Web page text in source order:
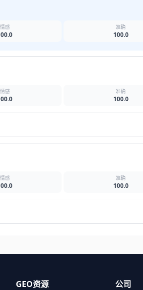
情感 准确
100.0
情感 准确
100.0
情感 准确
100.0
GEO资源 公司